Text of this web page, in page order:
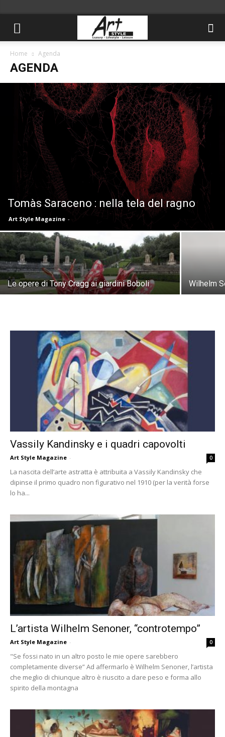
Home Agenda
AGENDA
Tomàs Saraceno : nella tela del ragno
Art Style Magazine -
Le opere di Tony Cragg ai giardini Boboli Wilhelm
Vassily Kandinsky e i quadri capovolti
Art Style Magazine - 0
La nascita dell’arte astratta è attribuita a Vassily Kandinsky che
dipinse il primo quadro non figurativo nel 1910 (per la verità forse
lo ha...
L’artista Wilhelm Senoner, “controtempo”
Art Style Magazine - 0
"Se fossi nato in un altro posto le mie opere sarebbero
completamente diverse” Ad affermarlo è Wilhelm Senoner, l’artista
che meglio di chiunque altro è riuscito a dare peso e forma allo
spirito della montagna